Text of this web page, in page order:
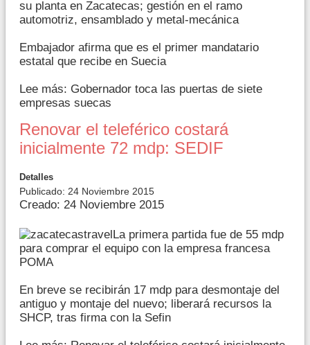
su planta en Zacatecas; gestión en el ramo
automotriz, ensamblado y metal-mecánica
Embajador afirma que es el primer mandatario
estatal que recibe en Suecia
Lee más: Gobernador toca las puertas de siete
empresas suecas
Renovar el teleférico costará
inicialmente 72 mdp: SEDIF
Detalles
Publicado: 24 Noviembre 2015
Creado: 24 Noviembre 2015
La primera partida fue de 55 mdp
para comprar el equipo con la empresa francesa
POMA
En breve se recibirán 17 mdp para desmontaje del
antiguo y montaje del nuevo; liberará recursos la
SHCP, tras firma con la Sefin